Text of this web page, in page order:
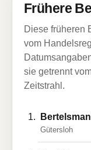
Frühere
Diese früheren
vom
sie getrennt
Zeitstrahl.
Gütersloh